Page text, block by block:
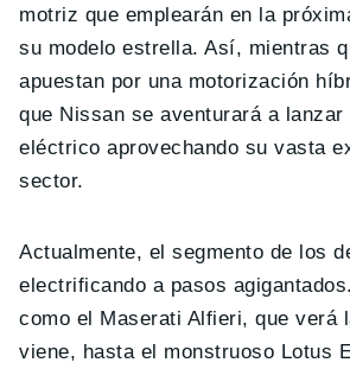
motriz que emplearán en la
su modelo estrella. Así, mientras
apuestan por una motorización
que Nissan se aventurará a lanzar
eléctrico aprovechando su vasta
sector.
Actualmente, el segmento de los
electrificando a pasos
como el Maserati Alfieri, que verá
viene, hasta el monstruoso Lotus